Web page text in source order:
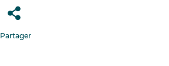
Partager